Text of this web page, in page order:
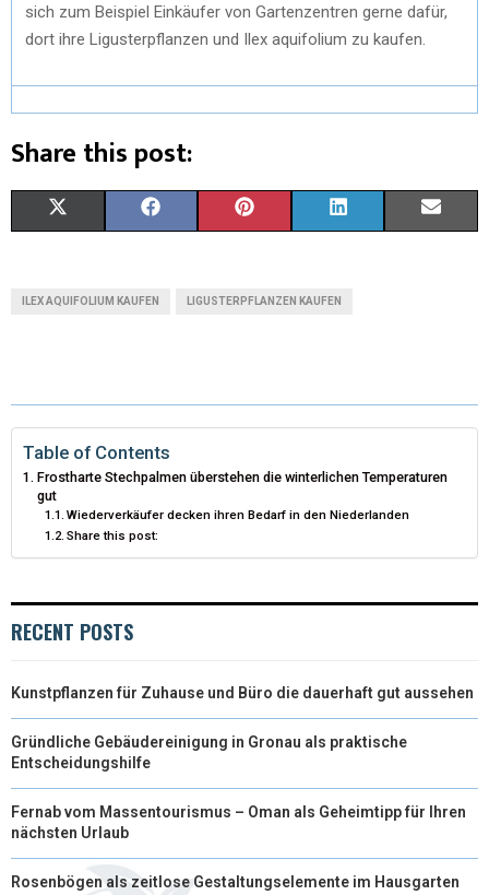
sich zum Beispiel Einkäufer von Gartenzentren gerne dafür,
dort ihre Ligusterpflanzen und Ilex aquifolium zu kaufen.
Share this post:
T
T
E
R
)
O
K
R
S
T
D
N
ILEX AQUIFOLIUM KAUFEN LIGUSTERPFLANZEN KAUFEN
Table of Contents
Frostharte Stechpalmen überstehen die winterlichen Temperaturen
gut
Wiederverkäufer decken ihren Bedarf in den Niederlanden
Share this post:
RECENT POSTS
Kunstpflanzen für Zuhause und Büro die dauerhaft gut aussehen
Gründliche Gebäudereinigung in Gronau als praktische
Entscheidungshilfe
Fernab vom Massentourismus – Oman als Geheimtipp für Ihren
nächsten Urlaub
Rosenbögen als zeitlose Gestaltungselemente im Hausgarten